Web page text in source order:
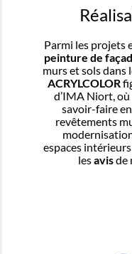
Parmi les projets
peinture de
murs et sols dans
ACRYLCOLOR
d’IMA Niort, où
savoir-faire
revêtements
espaces
lesavisde